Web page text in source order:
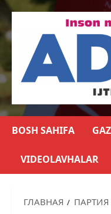
BOSH SAHIFA
VIDEOLAVHALAR
ГЛАВНАЯ